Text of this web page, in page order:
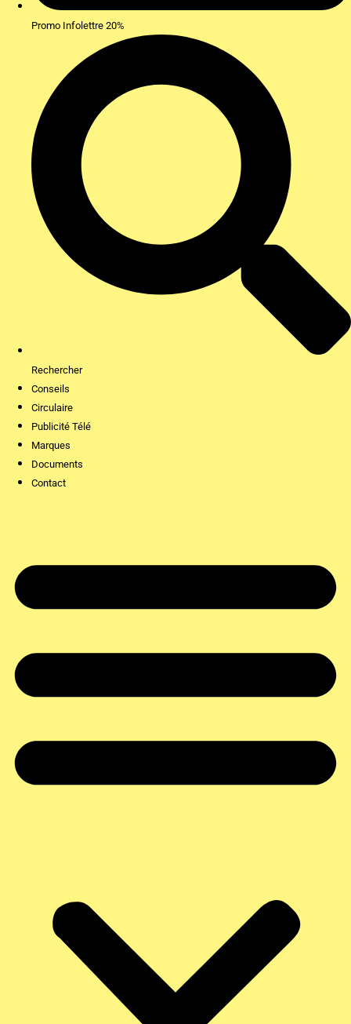
Promo Infolettre 20%
Rechercher
Conseils
Circulaire
Publicité Télé
Marques
Documents
Contact